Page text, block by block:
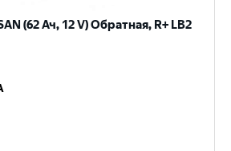
(62 Ач, 12 V) Обратная, R+ LB2